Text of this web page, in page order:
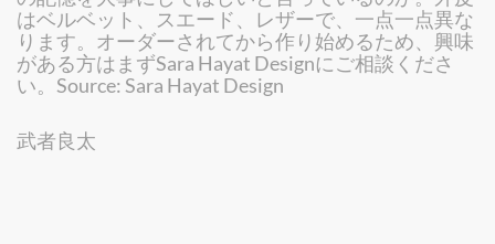
はベルベット、スエード、レザーで、一点一点異な
ります。オーダーされてから作り始めるため、興味
がある方はまずSara Hayat Designにご相談くださ
い。Source: Sara Hayat Design
武者良太